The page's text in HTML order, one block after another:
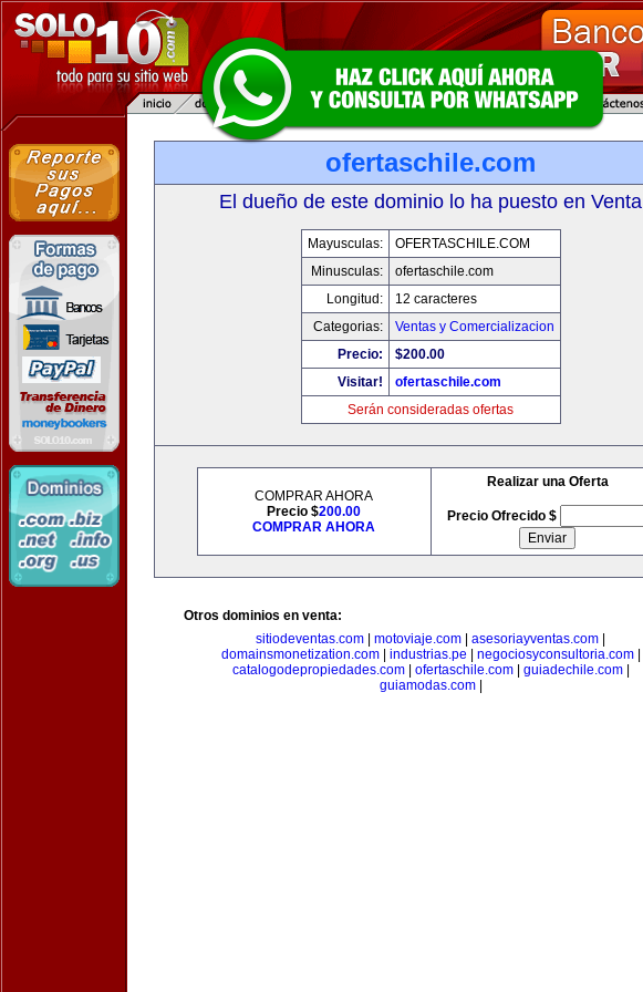
ofertaschile.com
El dueño de este dominio lo ha puesto en Venta
Mayusculas:
OFERTASCHILE.COM
Minusculas:
ofertaschile.com
Longitud:
12 caracteres
Categorias:
Ventas y Comercializacion
Precio:
$200.00
Visitar!
ofertaschile.com
Serán consideradas ofertas
COMPRAR AHORA
Precio $200.00
COMPRAR AHORA
Realizar una Oferta
Precio Ofrecido $
Otros dominios en venta:
sitiodeventas.com
motoviaje.com asesoriayventas.com
domainsmonetization.com| industrias.pe negociosyconsultoria.com|
catalogodepropiedades.com| ofertaschile.com| guiadechile.com|
guiamodas.com|